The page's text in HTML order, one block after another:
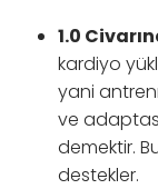
1.0
kardiyo
yani
ve
demektir.
destekler.